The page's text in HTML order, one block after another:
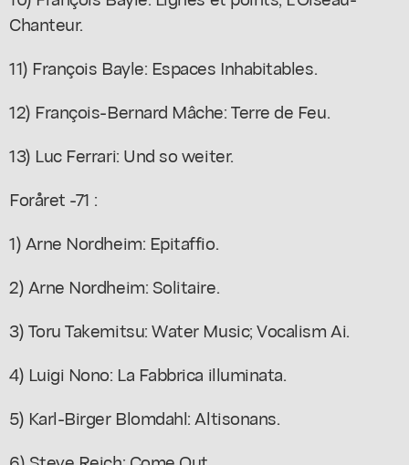
Chanteur.
11) François Bayle: Espaces Inhabitables.
12) François-Bernard Mâche: Terre de Feu.
13) Luc Ferrari: Und so weiter.
Foråret -71 :
1) Arne Nordheim: Epitaffio.
2) Arne Nordheim: Solitaire.
3) Toru Takemitsu: Water Music; Vocalism Ai.
4) Luigi Nono: La Fabbrica illuminata.
5) Karl-Birger Blomdahl: Altisonans.